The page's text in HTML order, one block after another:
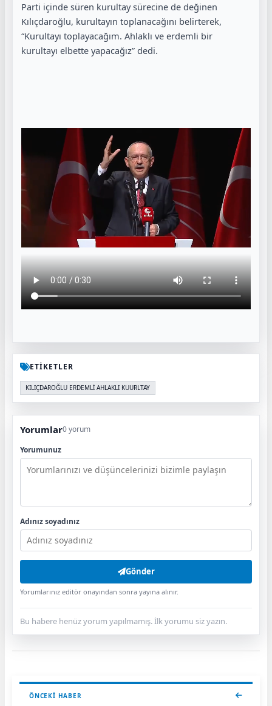
Parti içinde süren kurultay sürecine de değinen
Kılıçdaroğlu, kurultayın toplanacağını belirterek,
“Kurultayı toplayacağım. Ahlaklı ve erdemli bir
kurultayı elbette yapacağız” dedi.
ETİKETLER
KILIÇDAROĞLU ERDEMLİ AHLAKLI KUURLTAY
Yorumlar0 yorum
Yorumunuz
Adınız soyadınız
Gönder
Yorumlarınız editör onayından sonra yayına alınır.
Bu habere henüz yorum yapılmamış. İlk yorumu siz yazın.
ÖNCEKI HABER